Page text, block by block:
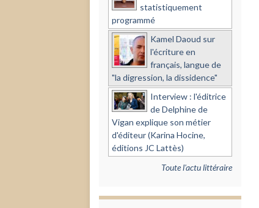
statistiquement
programmé
Kamel Daoud sur
l'écriture en
français, langue de
"la digression, la dissidence"
Interview : l'éditrice
de Delphine de
Vigan explique son métier
d'éditeur (Karina Hocine,
éditions JC Lattès)
Toute l'actu littéraire